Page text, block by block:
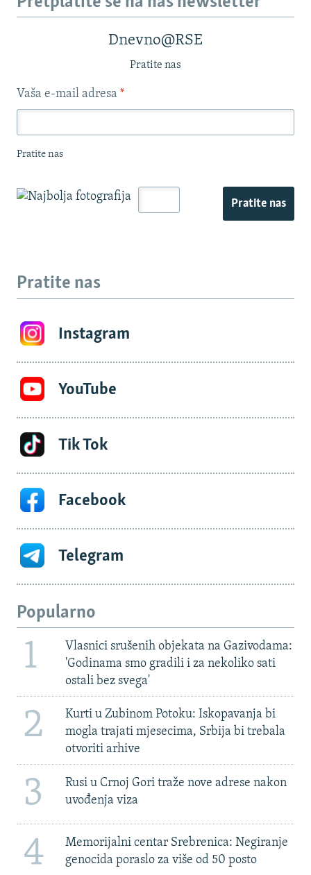
Dnevno@RSE
Pratite nas
Vaša e-mail adresa *
Pratite nas
Pratite nas
Pratite nas
Instagram
YouTube
Tik Tok
Facebook
Telegram
Popularno
1
Vlasnici srušenih objekata na Gazivodama:
'Godinama smo gradili i za nekoliko sati
ostali bez svega'
2
Kurti u Zubinom Potoku: Iskopavanja bi
mogla trajati mjesecima, Srbija bi trebala
otvoriti arhive
3
Rusi u Crnoj Gori traže nove adrese nakon
uvođenja viza
4
Memorijalni centar Srebrenica: Negiranje
genocida poraslo za više od 50 posto